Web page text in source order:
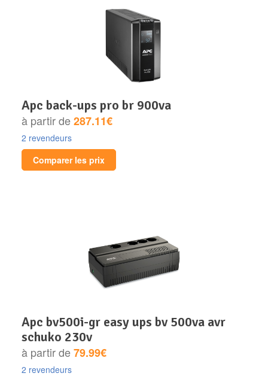
apc back-ups pro br 900va
à partir de287.11€
2 revendeurs
Comparer les prix
apc bv500i-gr easy ups bv 500va avr
schuko 230v
à partir de79.99€
2 revendeurs